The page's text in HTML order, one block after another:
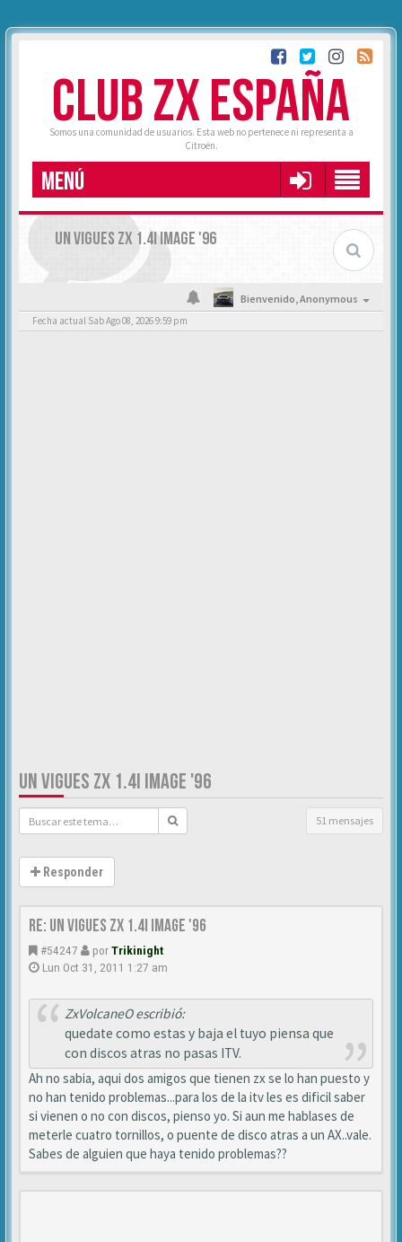
CLUB ZX ESPAÑA
Somos una comunidad de usuarios. Esta web no pertenece ni representa a
Citroën.
MENÚ
UN VIGUES ZX 1.4I IMAGE '96
Bienvenido,Anonymous
Fecha actual Sab Ago 08, 2026 9:59 pm
UN VIGUES ZX 1.4I IMAGE '96
51 mensajes
Responder
Re: Un vigues ZX 1.4i IMAGE '96
#54247 porTrikinight
Lun Oct 31, 2011 1:27 am
ZxVolcaneO escribió:
quedate como estas y baja el tuyo piensa que
con discos atras no pasas ITV.
Ah no sabia, aqui dos amigos que tienen zx se lo han puesto y
no han tenido problemas...para los de la itv les es dificil saber
si vienen o no con discos, pienso yo. Si aun me hablases de
meterle cuatro tornillos, o puente de disco atras a un AX..vale.
Sabes de alguien que haya tenido problemas??